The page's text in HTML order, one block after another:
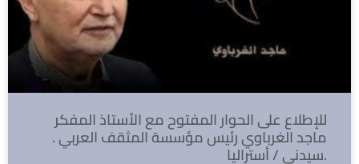
للإطلاع على الحوار المفتوح مع الأستاذ المفكر
ماجد الغرباوي رئيس مؤسسة المثقف العربي .
سيدني / أستراليا.